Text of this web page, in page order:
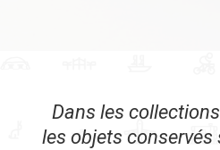
Dans les
les objets